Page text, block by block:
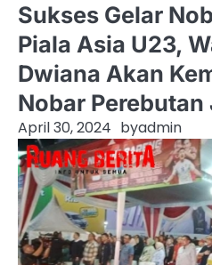
Sukses Gelar
Piala Asia U23,
Dwiana Akan
Nobar Perebutan
April 30, 2024 byadmin